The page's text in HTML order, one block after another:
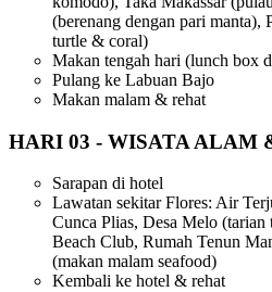
(berenang dengan pari manta),
turtle & coral)
Makan tengah hari (lunch box
Pulang ke Labuan Bajo
Makan malam & rehat
HARI 03 - WISATA ALAM
Sarapan di hotel
Lawatan sekitar Flores: Air
Cunca Plias, Desa Melo
Beach Club, Rumah Tenun
(makan malam seafood)
Kembali ke hotel & rehat